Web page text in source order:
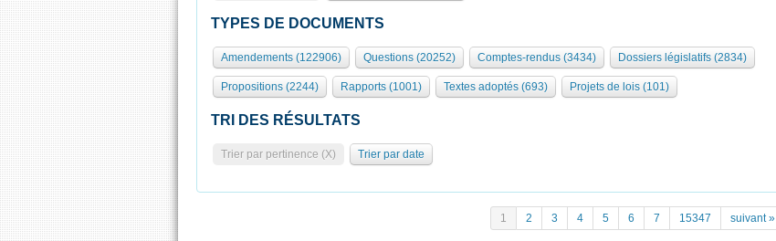
TYPES DE DOCUMENTS
Amendements (122906) Questions (20252) Comptes-rendus (3434) Dossiers législatifs (2834)
Propositions (2244) Rapports (1001) Textes adoptés (693) Projets de lois (101)
TRI DES RÉSULTATS
Trier par pertinence (X) Trier par date
1 2 3 4 5 6 7 15347 suivant »